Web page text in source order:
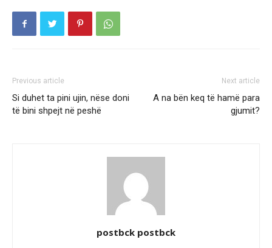
Previous article
Si duhet ta pini ujin, nëse doni
të bini shpejt në peshë
Next article
A na bën keq të hamë para
gjumit?
postbck postbck